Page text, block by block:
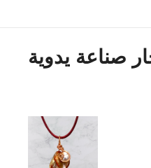
صناعة يدوية